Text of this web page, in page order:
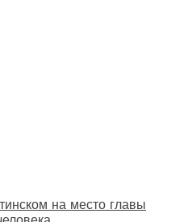
на место главы